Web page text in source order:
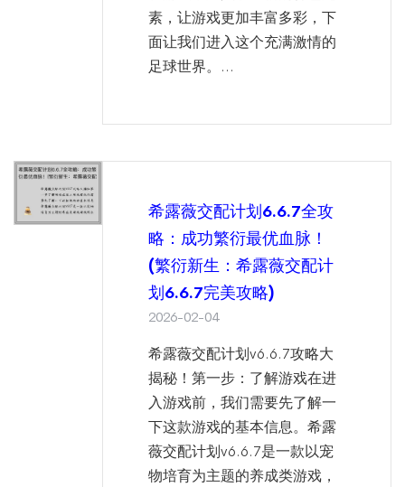
素，让游戏更加丰富多彩，下
面让我们进入这个充满激情的
足球世界。...
希露薇交配计划6.6.7全攻
略：成功繁衍最优血脉！
(繁衍新生：希露薇交配计
划6.6.7完美攻略)
2026-02-04
希露薇交配计划v6.6.7攻略大
揭秘！第一步：了解游戏在进
入游戏前，我们需要先了解一
下这款游戏的基本信息。希露
薇交配计划v6.6.7是一款以宠
物培育为主题的养成类游戏，